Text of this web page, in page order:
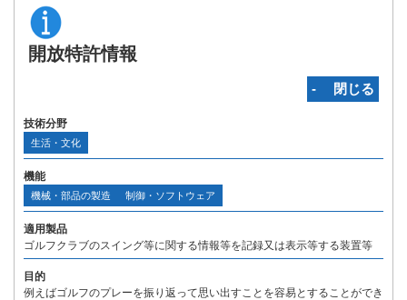
開放特許情報
‐ 閉じる
技術分野
生活・文化
機能
機械・部品の製造 制御・ソフトウェア
適用製品
ゴルフクラブのスイング等に関する情報等を記録又は表示等する装置等
目的
例えばゴルフのプレーを振り返って思い出すことを容易とすることができ